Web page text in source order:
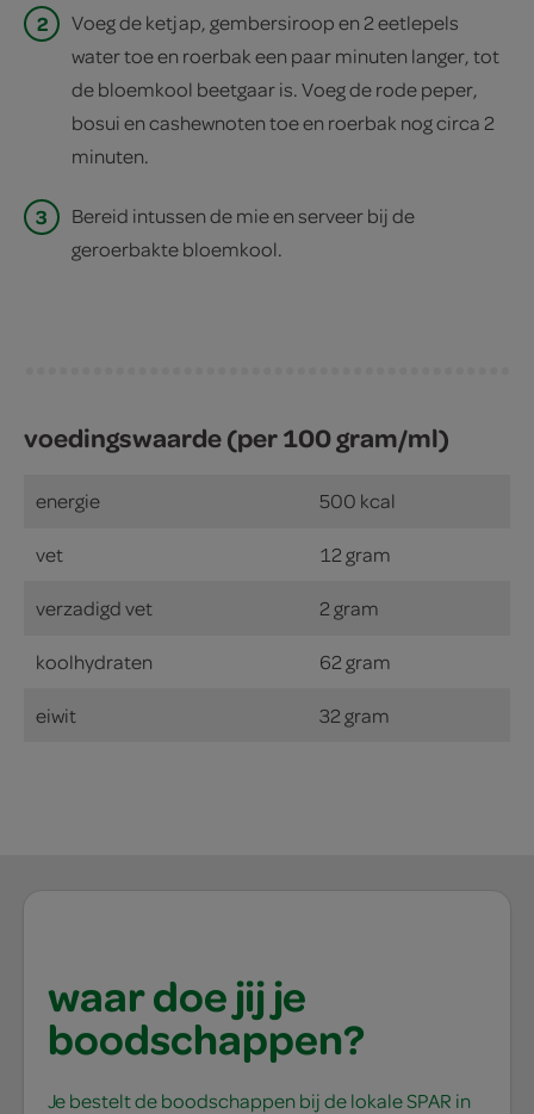
2
Voeg de ketjap, gembersiroop en 2 eetlepels
water toe en roerbak een paar minuten langer, tot
de bloemkool beetgaar is. Voeg de rode peper,
bosui en cashewnoten toe en roerbak nog circa 2
minuten.
3
Bereid intussen de mie en serveer bij de
geroerbakte bloemkool.
voedingswaarde (per 100 gram/ml)
energie 500 kcal
vet 12 gram
verzadigd vet 2 gram
koolhydraten 62 gram
eiwit 32 gram
waar doe jij je
boodschappen?
Je bestelt de boodschappen bij de lokale SPAR in